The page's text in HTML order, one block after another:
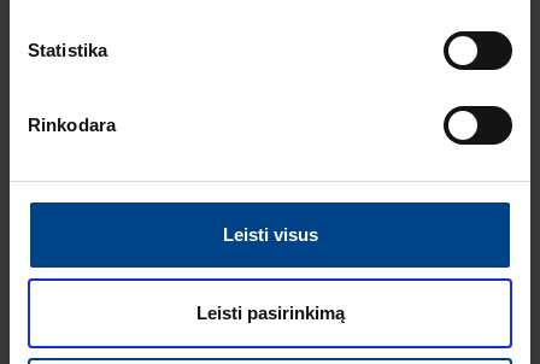
Statistika
Rinkodara
Leisti visus
Leisti pasirinkimą
18.2.2026
HAGER lumina
kokybės standartas
INSTALIACIJOS
Skaitymo laikas: 1 min